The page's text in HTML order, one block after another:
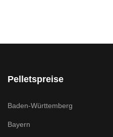
Pelletspreise
Baden-Württemberg
Bayern